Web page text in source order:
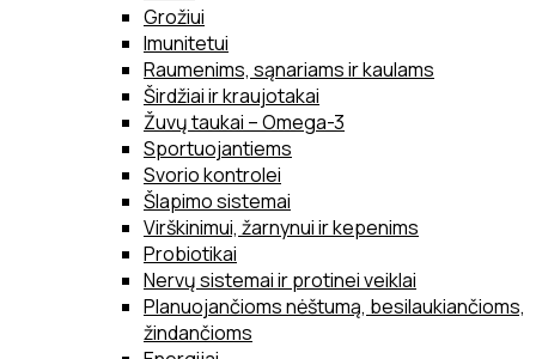
Grožiui
Imunitetui
Raumenims, sąnariams ir kaulams
Širdžiai ir kraujotakai
Žuvų taukai – Omega-3
Sportuojantiems
Svorio kontrolei
Šlapimo sistemai
Virškinimui, žarnynui ir kepenims
Probiotikai
Nervų sistemai ir protinei veiklai
Planuojančioms nėštumą, besilaukiančioms,
žindančioms